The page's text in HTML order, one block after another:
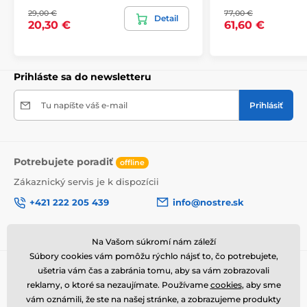
Je pre nás dôležité, aby bol obraz z našej dielne
bezpečne doručený až k vám domov. Preto po
dôkladnom odkontrolovaní kvality balíme obrazy do
nezabudneme na krabicu umiestniť informáciu
prepravy.
Výhody obrazov na plátne
29,00 €
20,30 €
Detail 77,00 €
61,60 €
Prihláste sa do newsletteru
Tu napíšte váš e-mail Prihlásiť
Potrebujete poradiť offline
Zákaznický servis je k dispozícii
+421 222 205 439
info@nostre.sk
Informácie o nákupe
Obchodné a reklamačné
podmienky
Užitočné informácie
Často kladené otázky
Na Vašom súkromí nám záleží
Súbory cookies vám pomôžu rýchlo nájsť to, čo potrebujete,
ušetria vám čas a zabránia tomu, aby sa vám zobrazovali
reklamy, o ktoré sa nezaujímate. Používame cookies, aby sme
vám oznámili, že ste na našej stránke, a zobrazujeme produkty